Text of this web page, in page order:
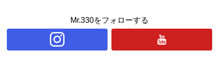
Mr.330をフォローする